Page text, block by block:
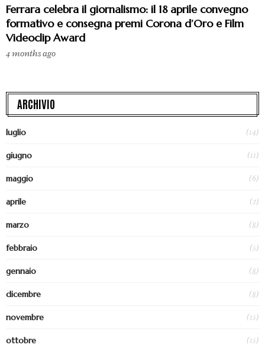
Ferrara celebra il giornalismo: il 18 aprile convegno
formativo e consegna premi Corona d’Oro e Film
Videoclip Award
4 months ago
ARCHIVIO
luglio (14)
giugno (11)
maggio (6)
aprile (7)
marzo (8)
febbraio (5)
gennaio (8)
dicembre (8)
novembre (15)
ottobre (15)